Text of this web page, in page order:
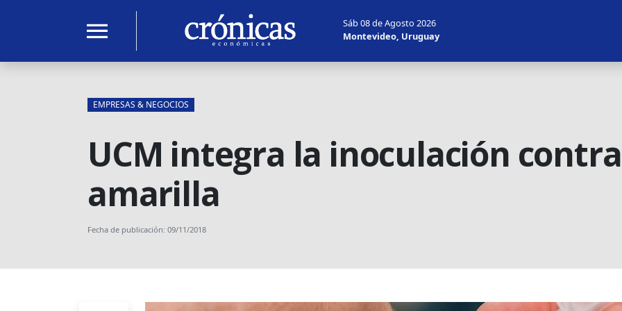
menu
Sáb 08 de Agosto 2026
Montevideo, Uruguay
EMPRESAS & NEGOCIOS
UCM integra la inoculación
amarilla
Fecha de publicación: 09/11/2018